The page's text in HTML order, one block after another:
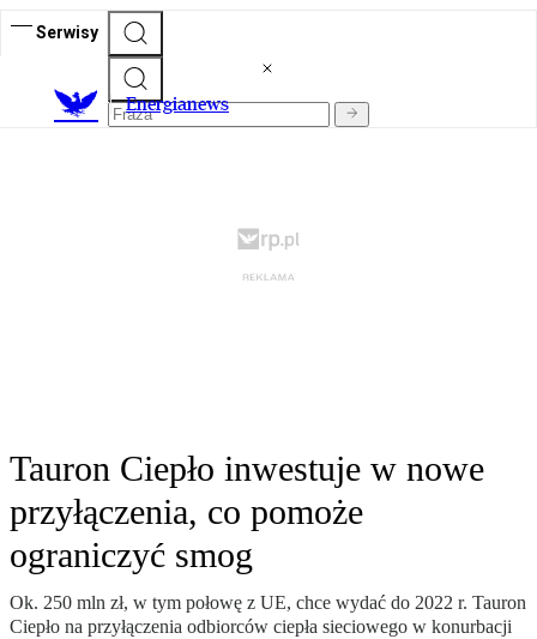
Serwisy
Energianews
Tauron Ciepło inwestuje w nowe
przyłączenia, co pomoże
ograniczyć smog
Ok. 250 mln zł, w tym połowę z UE, chce wydać do 2022 r. Tauron
Ciepło na przyłączenia odbiorców ciepła sieciowego w konurbacji